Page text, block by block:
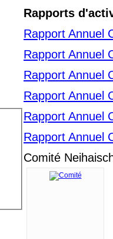
Rapports
Rapport Annuel
Rapport Annuel
Rapport Annuel
Rapport Annuel
Rapport Annuel
Rapport Annuel
Comité